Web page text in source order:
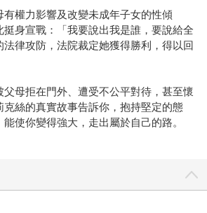
權力影響及改變未成年子女的性傾
身宣戰：「我要說出我是誰，要說給全
律攻防，法院裁定她獲得勝利，得以回
母拒在門外、遭受不公平對待，甚至懷
克絲的真實故事告訴你，抱持堅定的態
使你變得強大，走出屬於自己的路。